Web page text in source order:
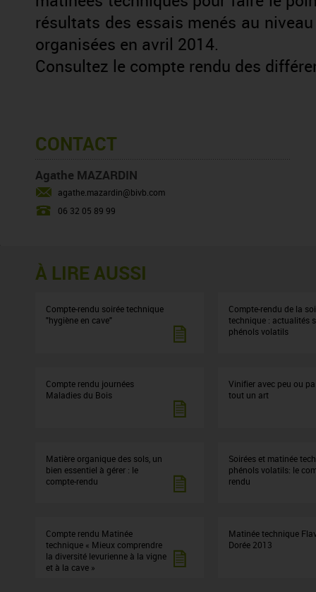
résultats des essais menés au
organisées en avril 2014.
Consultez le compte rendu des
CONTACT
Agathe MAZARDIN
agathe.mazardin@bivb.com
06 32 05 89 99
À LIRE AUSSI
Compte-rendu soirée technique
"hygiène en cave"
Compte-rendu de la
technique : actualités
phénols volatils
Compte rendu journées
Maladies du Bois
Vinifier avec peu ou
tout un art
Matière organique des sols, un
bien essentiel à gérer : le
compte-rendu
Soirées et matinée
phénols volatils: le
rendu
Compte rendu Matinée
technique « Mieux comprendre
la diversité levurienne à la vigne
et à la cave »
Matinée technique
Dorée 2013